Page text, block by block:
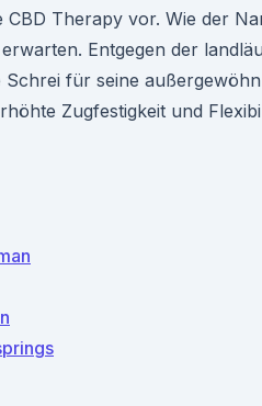
CBD Therapy vor. Wie der
Entgegen der
Schrei für seine
Zugfestigkeit und